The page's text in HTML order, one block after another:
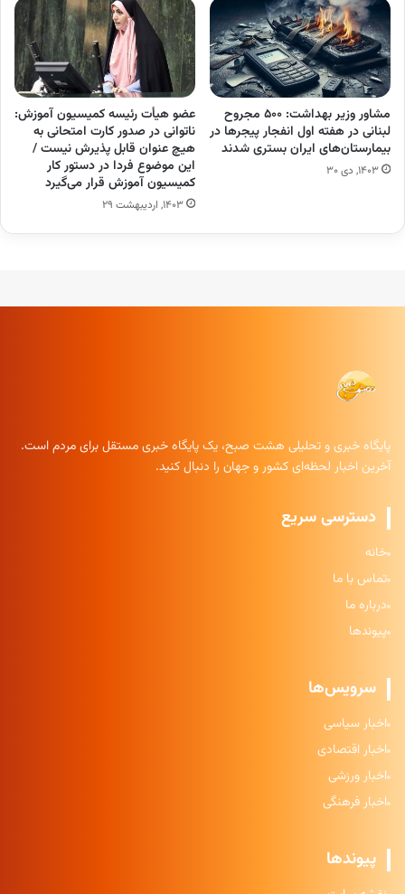
مشاور وزیر بهداشت: ۵۰۰ مجروح
لبنانی در هفته اول انفجار پیجر‌ها در
بیمارستان‌های ایران بستری شدند
۱۴۰۳, دی ۳۰
عضو هیأت رئیسه کمیسیون آموزش:
ناتوانی در صدور کارت امتحانی به
هیچ عنوان قابل پذیرش نیست /
این موضوع فردا در دستور کار
کمیسیون آموزش قرار می‌گیرد
۱۴۰۳, اردیبهشت ۲۹
پایگاه خبری و تحلیلی هشت صبح، یک پایگاه خبری مستقل برای مردم است.
آخرین اخبار لحظه‌ای کشور و جهان را دنبال کنید.
دسترسی سریع
خانه
تماس با ما
درباره ما
پیوندها
سرویس‌ها
اخبار سیاسی
اخبار اقتصادی
اخبار ورزشی
اخبار فرهنگی
پیوندها